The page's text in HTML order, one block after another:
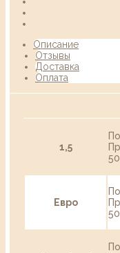
Описание
Отзывы
Доставка
Оплата
1,5
Евро